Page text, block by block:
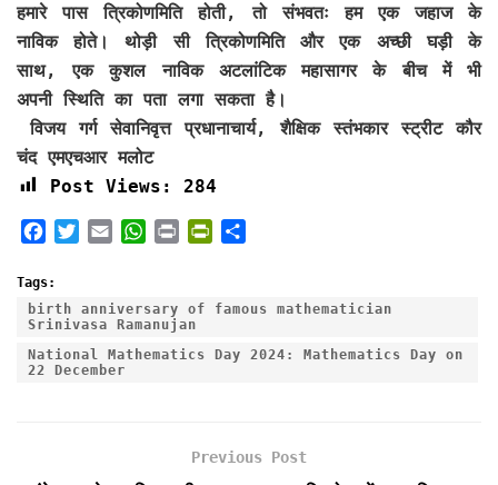
हमारे पास त्रिकोणमिति होती, तो संभवतः हम एक जहाज के
नाविक होते। थोड़ी सी त्रिकोणमिति और एक अच्छी घड़ी के
साथ, एक कुशल नाविक अटलांटिक महासागर के बीच में भी
अपनी स्थिति का पता लगा सकता है।
विजय गर्ग सेवानिवृत्त प्रधानाचार्य, शैक्षिक स्तंभकार स्ट्रीट कौर
चंद एमएचआर मलोट
Post Views:
284
c
e
b
o
o
t
t
e
r
i
l
t
s
A
n
t
n
F
n
r
Tags:
birth anniversary of famous mathematician
Srinivasa Ramanujan
National Mathematics Day 2024: Mathematics Day on
22 December
Previous Post